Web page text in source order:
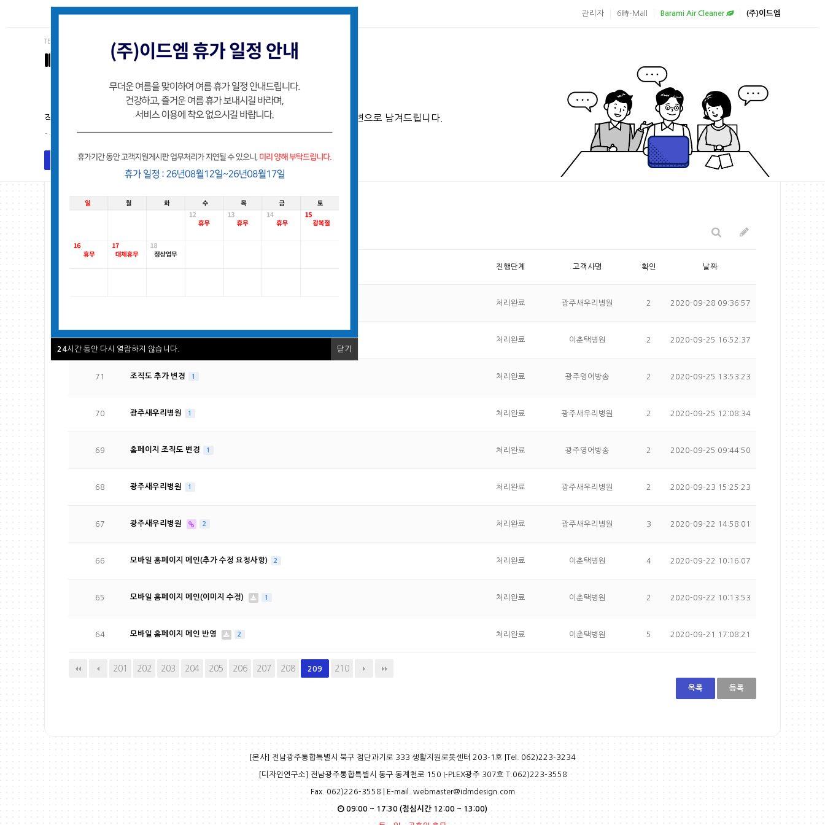
24시간 동안 다시 열람하지 않습니다. 닫기
관리자 6時-Mall Barami Air Cleaner (주)이드엠
TEL (062)223-3234
IDM (주)이드엠 고객사 유지보수지원 게시판
작업처리는 접수된 순서로 처리해 드리며, 별도의 안내없이 처리후 결과를 답변으로 남겨드립니다.
- 유지보수팀
작업요청등록
고객지원게시판
진행단계 고객사명 확인 날짜
처리완료 광주새우리병원 2 2020-09-28 09:36:57
72 이춘택병원(비급여게시) 1 처리완료 이춘택병원 2 2020-09-25 16:52:37
71 조직도 추가 변경 1 처리완료 광주영어방송 2 2020-09-25 13:53:23
70 광주새우리병원 1 처리완료 광주새우리병원 2 2020-09-25 12:08:34
69 홈페이지 조직도 변경 1 처리완료 광주영어방송 2 2020-09-25 09:44:50
68 광주새우리병원 1 처리완료 광주새우리병원 2 2020-09-23 15:25:23
67 광주새우리병원 2 처리완료 광주새우리병원 3 2020-09-22 14:58:01
66 모바일 홈페이지 메인(추가 수정 요청사항) 2 처리완료 이춘택병원 4 2020-09-22 10:16:07
65 모바일 홈페이지 메인(이미지 수정) 1 처리완료 이춘택병원 2 2020-09-22 10:13:53
64 모바일 홈페이지 메인 반영 2 처리완료 이춘택병원 5 2020-09-21 17:08:21
201 202 203 204 205 206 207 208 209 210
맨끝
목록 등록
[본사] 전남광주통합특별시 북구 첨단과기로 333 생활지원로봇센터 203-1호 |Tel. 062)223-3234
[디자인연구소] 전남광주통합특별시 동구 동계천로 150 I-PLEX광주 307호 T.062)223-3558
Fax. 062)226-3558 | E-mail. webmaster@idmdesign.com
09:00 ~ 17:30 (점심시간 12:00 ~ 13:00)